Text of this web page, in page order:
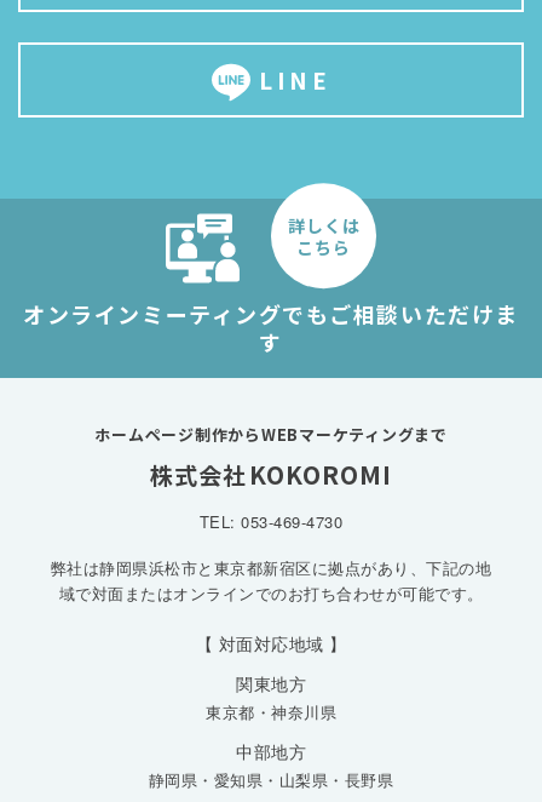
LINE
オンラインミーティングでもご相談いただけま
す
詳しくは
こちら
ホームページ制作からWEBマーケティングまで
株式会社 KOKOROMI
TEL: 053-469-4730
弊社は静岡県浜松市と東京都新宿区に拠点があり、下記の地
域で対面またはオンラインでのお打ち合わせが可能です。
【 対面対応地域 】
関東地方
東京都 ・ 神奈川県
中部地方
静岡県 ・ 愛知県 ・ 山梨県 ・ 長野県